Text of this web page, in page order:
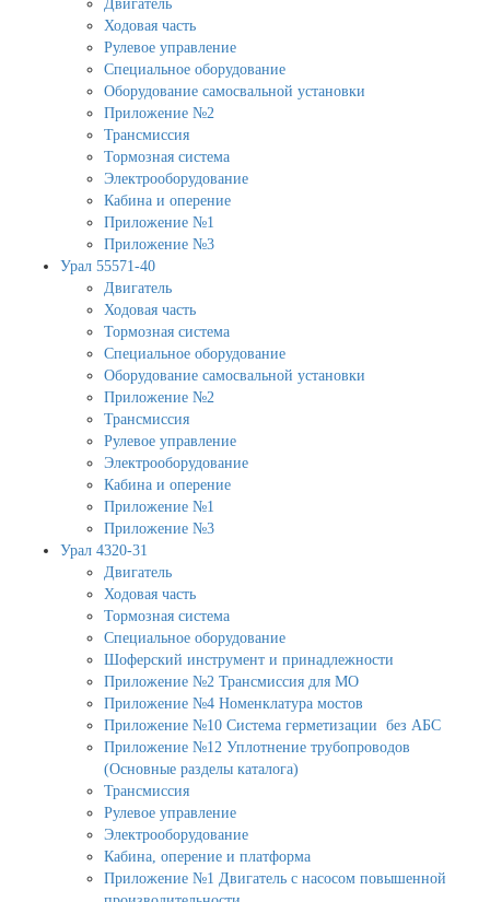
Двигатель
Ходовая часть
Рулевое управление
Специальное оборудование
Оборудование самосвальной установки
Приложение №2
Трансмиссия
Тормозная система
Электрооборудование
Кабина и оперение
Приложение №1
Приложение №3
Урал 55571-40
Двигатель
Ходовая часть
Тормозная система
Специальное оборудование
Оборудование самосвальной установки
Приложение №2
Трансмиссия
Рулевое управление
Электрооборудование
Кабина и оперение
Приложение №1
Приложение №3
Урал 4320-31
Двигатель
Ходовая часть
Тормозная система
Специальное оборудование
Шоферский инструмент и принадлежности
Приложение №2 Трансмиссия для МО
Приложение №4 Номенклатура мостов
Приложение №10 Система герметизации без АБС
Приложение №12 Уплотнение трубопроводов
(Основные разделы каталога)
Трансмиссия
Рулевое управление
Электрооборудование
Кабина, оперение и платформа
Приложение №1 Двигатель с насосом повышенной